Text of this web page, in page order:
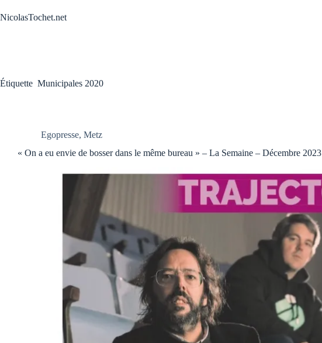
au
NicolasTochet.net
Étiquette Municipales 2020
Egopresse, Metz
« On a eu envie de bosser dans le même bureau » – La Semaine – Décembre 2023